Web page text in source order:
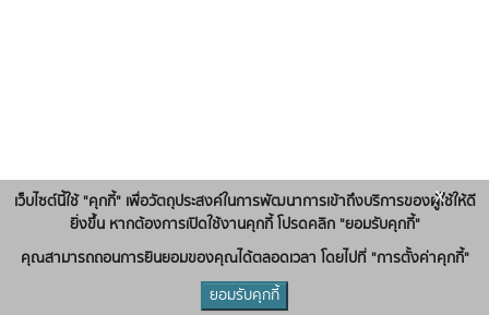
เว็บไซต์นี้ใช้ "คุกกี้" เพื่อวัตถุประสงค์ในการพัฒนาการเข้าถึงบริการของผู้ใช้ให้ดี
ยิ่งขึ้น หากต้องการเปิดใช้งานคุกกี้ โปรดคลิก "ยอมรับคุกกี้"
คุณสามารถถอนการยินยอมของคุณได้ตลอดเวลา โดยไปที่ "การตั้งค่าคุกกี้"
ยอมรับคุกกี้
x